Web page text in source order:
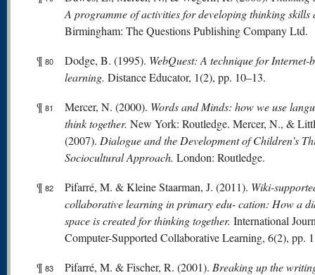
A programme of activities for developing thinking skills
Birmingham: The Questions Publishing Company Ltd.
¶ 80 Dodge, B. (1995). WebQuest: A technique for Internet-
learning. Distance Educator, 1(2), pp. 10–13.
¶ 81 Mercer, N. (2000). Wordsand Minds: how we use
think together. New York: Routledge. Mercer, N., &
(2007). Dialogue and the Development of Children’s
Sociocultural Approach. London: Routledge.
¶ 82 Pifarré, M. & Kleine Staarman, J. (2011). Wiki-
collaborative learning in primary edu- cation: How a
space is created for thinking together. International
Computer-Supported Collaborative Learning, 6(2), pp.
¶ 83 Pifarré, M. & Fischer, R. (2001). Breaking up the